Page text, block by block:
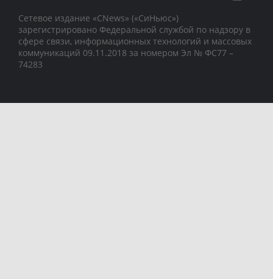
Сетевое издание «CNews» («СиНьюс»)
зарегистрировано Федеральной службой по надзору в
сфере связи, информационных технологий и массовых
коммуникаций 09.11.2018 за номером Эл № ФС77 –
74283